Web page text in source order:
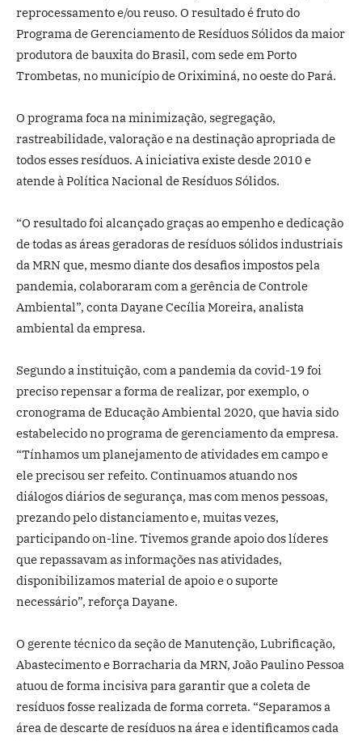
reprocessamento e/ou reuso. O resultado é fruto do
Programa de Gerenciamento de Resíduos Sólidos da maior
produtora de bauxita do Brasil, com sede em Porto
Trombetas, no município de Oriximiná, no oeste do Pará.
O programa foca na minimização, segregação,
rastreabilidade, valoração e na destinação apropriada de
todos esses resíduos. A iniciativa existe desde 2010 e
atende à Política Nacional de Resíduos Sólidos.
“O resultado foi alcançado graças ao empenho e dedicação
de todas as áreas geradoras de resíduos sólidos industriais
da MRN que, mesmo diante dos desafios impostos pela
pandemia, colaboraram com a gerência de Controle
Ambiental”, conta Dayane Cecília Moreira, analista
ambiental da empresa.
Segundo a instituição, com a pandemia da covid-19 foi
preciso repensar a forma de realizar, por exemplo, o
cronograma de Educação Ambiental 2020, que havia sido
estabelecido no programa de gerenciamento da empresa.
“Tínhamos um planejamento de atividades em campo e
ele precisou ser refeito. Continuamos atuando nos
diálogos diários de segurança, mas com menos pessoas,
prezando pelo distanciamento e, muitas vezes,
participando on-line. Tivemos grande apoio dos líderes
que repassavam as informações nas atividades,
disponibilizamos material de apoio e o suporte
necessário”, reforça Dayane.
O gerente técnico da seção de Manutenção, Lubrificação,
Abastecimento e Borracharia da MRN, João Paulino Pessoa
atuou de forma incisiva para garantir que a coleta de
resíduos fosse realizada de forma correta. “Separamos a
área de descarte de resíduos na área e identificamos cada